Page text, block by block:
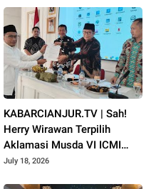
KABARCIANJUR.TV | Sah!
Herry Wirawan Terpilih
Aklamasi Musda VI ICMI
Orda Cianjur
July 18, 2026